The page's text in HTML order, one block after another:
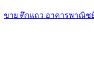
ขาย ตึกแถว อาคารพาณิช